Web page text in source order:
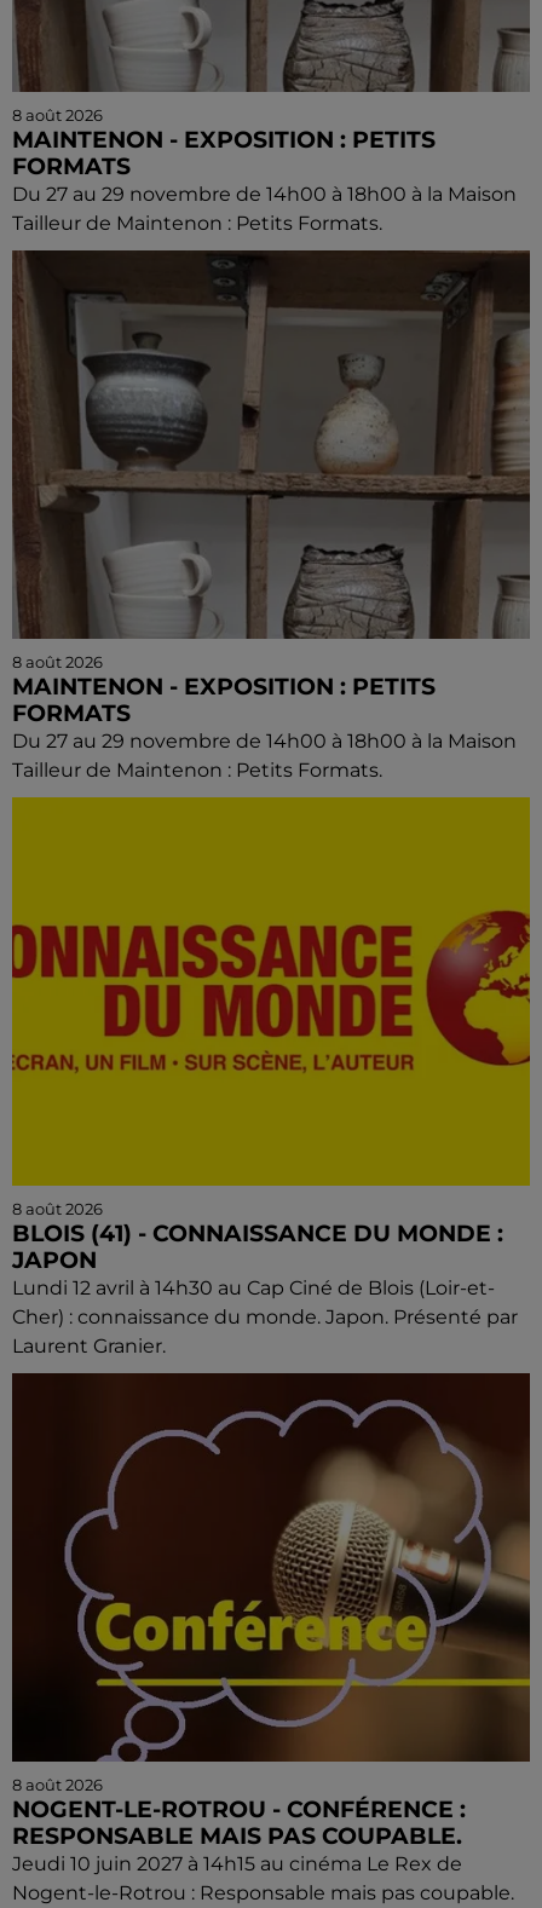
8 août 2026
MAINTENON - EXPOSITION : PETITS
FORMATS
Du 27 au 29 novembre de 14h00 à 18h00 à la Maison
Tailleur de Maintenon : Petits Formats.
8 août 2026
MAINTENON - EXPOSITION : PETITS
FORMATS
Du 27 au 29 novembre de 14h00 à 18h00 à la Maison
Tailleur de Maintenon : Petits Formats.
8 août 2026
BLOIS (41) - CONNAISSANCE DU MONDE :
JAPON
Lundi 12 avril à 14h30 au Cap Ciné de Blois (Loir-et-
Cher) : connaissance du monde. Japon. Présenté par
Laurent Granier.
8 août 2026
NOGENT-LE-ROTROU - CONFÉRENCE :
RESPONSABLE MAIS PAS COUPABLE.
Jeudi 10 juin 2027 à 14h15 au cinéma Le Rex de
Nogent-le-Rotrou : Responsable mais pas coupable.